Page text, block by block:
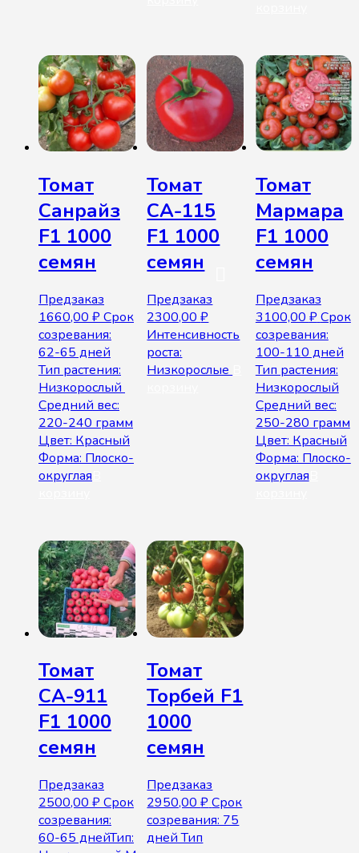
Томат
Санрайз
F1 1000
семян
Предзаказ
1660,00 ₽Срок
созревания:
62-65 дней
Тип растения:
Низкорослый
Средний вес:
220-240 грамм
Цвет: Красный
Форма: Плоско-
округлая
Томат
СА-115
F1 1000
семян
Предзаказ
2300,00₽
Интенсивность
роста:
Низкорослые
Томат
Мармара
F1 1000
семян
Предзаказ
3100,00 ₽Срок
созревания:
100-110 дней
Тип растения:
Низкорослый
Средний вес:
250-280 грамм
Цвет: Красный
Форма: Плоско-
округлая
Томат
СА-911
F1 1000
семян
Предзаказ
2500,00 ₽Срок
созревания:
60-65 днейТип:
Томат
Торбей F1
1000
семян
Предзаказ
2950,00₽ Срок
созревания: 75
дней Тип